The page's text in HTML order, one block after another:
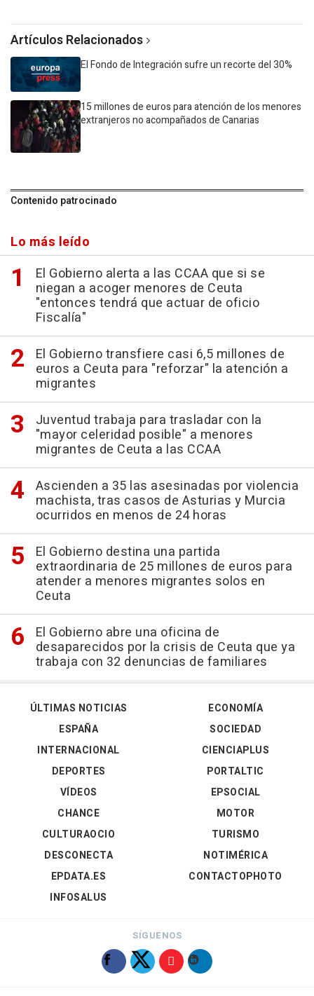
Artículos Relacionados
El Fondo de Integración sufre un recorte del 30%
15 millones de euros para atención de los menores
extranjeros no acompañados de Canarias
Contenido patrocinado
Lo más leído
El Gobierno alerta a las CCAA que si se
niegan a acoger menores de Ceuta
"entonces tendrá que actuar de oficio
Fiscalía"
El Gobierno transfiere casi 6,5 millones de
euros a Ceuta para "reforzar" la atención a
migrantes
Juventud trabaja para trasladar con la
"mayor celeridad posible" a menores
migrantes de Ceuta a las CCAA
Ascienden a 35 las asesinadas por violencia
machista, tras casos de Asturias y Murcia
ocurridos en menos de 24 horas
El Gobierno destina una partida
extraordinaria de 25 millones de euros para
atender a menores migrantes solos en
Ceuta
El Gobierno abre una oficina de
desaparecidos por la crisis de Ceuta que ya
trabaja con 32 denuncias de familiares
ÚLTIMAS NOTICIAS
ESPAÑA
INTERNACIONAL
DEPORTES
VÍDEOS
ECONOMÍA
SOCIEDAD
CIENCIAPLUS
PORTALTIC
EPSOCIAL
CHANCE
CULTURAOCIO
DESCONECTA
EPDATA.ES
INFOSALUS
MOTOR
TURISMO
NOTIMÉRICA
CONTACTOPHOTO
SÍGUENOS